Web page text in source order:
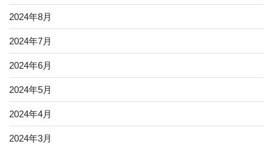
2024年8月
2024年7月
2024年6月
2024年5月
2024年4月
2024年3月